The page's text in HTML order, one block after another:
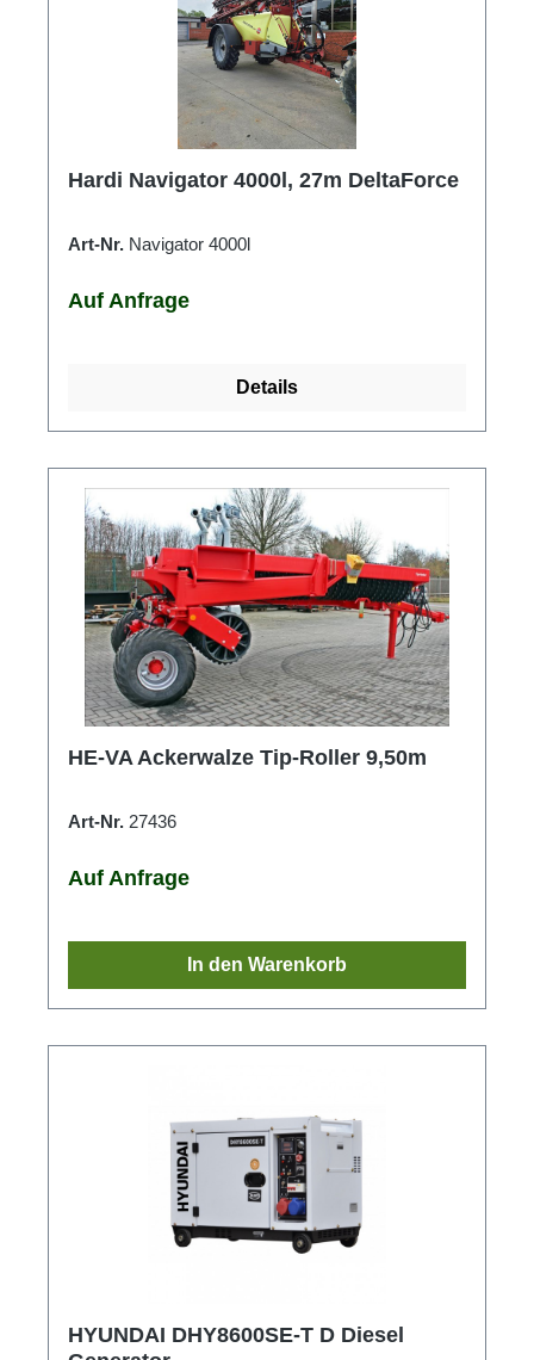
Hardi Navigator 4000l, 27m DeltaForce
Art-Nr. Navigator 4000l
Auf Anfrage
Details
HE-VA Ackerwalze Tip-Roller 9,50m
Art-Nr. 27436
Auf Anfrage
In den Warenkorb
HYUNDAI DHY8600SE-T D Diesel